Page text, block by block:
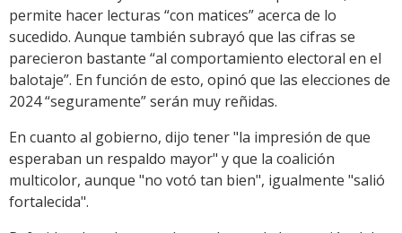
permite hacer lecturas “con matices” acerca de lo
sucedido. Aunque también subrayó que las cifras se
parecieron bastante “al comportamiento electoral en el
balotaje”. En función de esto, opinó que las elecciones de
2024 “seguramente” serán muy reñidas.
En cuanto al gobierno, dijo tener "la impresión de que
esperaban un respaldo mayor" y que la coalición
multicolor, aunque "no votó tan bien", igualmente "salió
fortalecida".